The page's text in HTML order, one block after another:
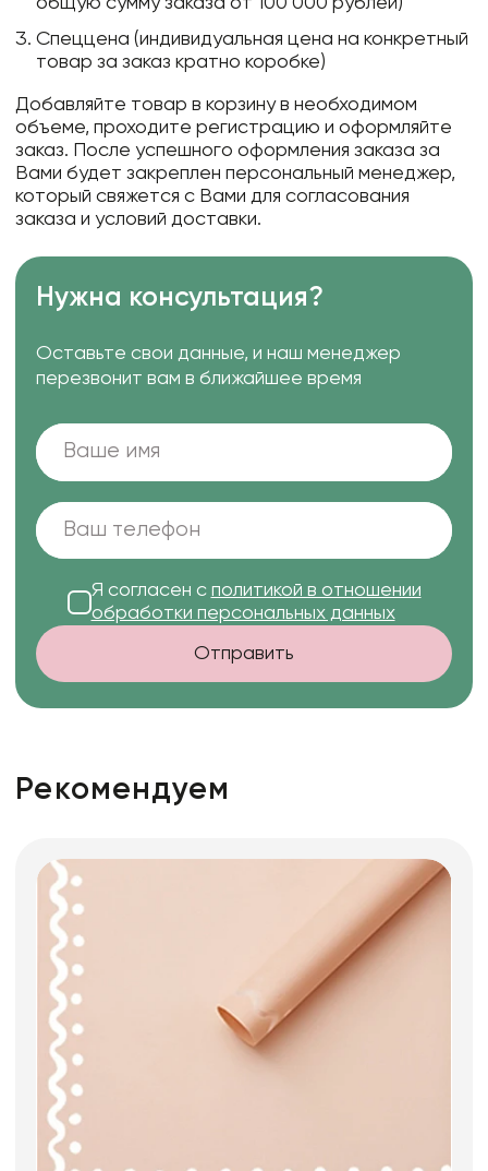
Спеццена (индивидуальная цена на конкретный
товар за заказ кратно коробке)
Добавляйте товар в корзину в необходимом
объеме, проходите регистрацию и оформляйте
заказ. После успешного оформления заказа за
Вами будет закреплен персональный менеджер,
который свяжется с Вами для согласования
заказа и условий доставки.
Нужна консультация?
Оставьте свои данные, и наш менеджер
перезвонит вам в ближайшее время
Я согласен с политикой в отношении
обработки персональных данных
Отправить
Рекомендуем